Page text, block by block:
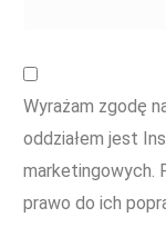
Wyrażam zgodę
oddziałem jest
marketingowych.
prawo do ich